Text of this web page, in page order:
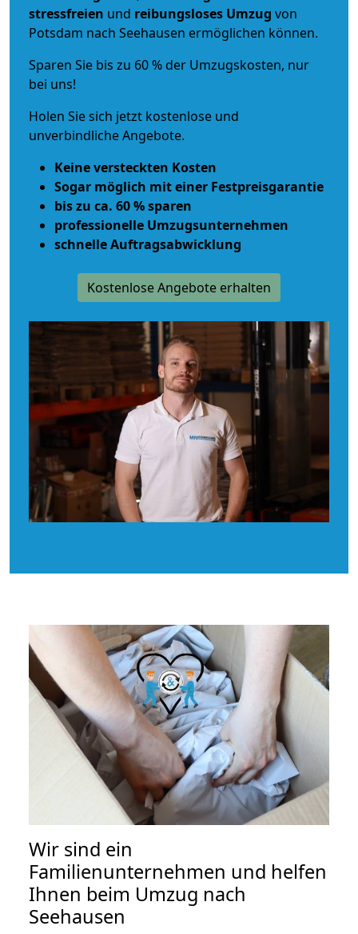
stressfreien und reibungsloses Umzug von
Potsdam nach Seehausen ermöglichen können.
Sparen Sie bis zu 60 % der Umzugskosten, nur
bei uns!
Holen Sie sich jetzt kostenlose und
unverbindliche Angebote.
Keine versteckten Kosten
Sogar möglich mit einer Festpreisgarantie
bis zu ca. 60 % sparen
professionelle Umzugsunternehmen
schnelle Auftragsabwicklung
Kostenlose Angebote erhalten
Wir sind ein
Familienunternehmen und helfen
Ihnen beim Umzug nach
Seehausen